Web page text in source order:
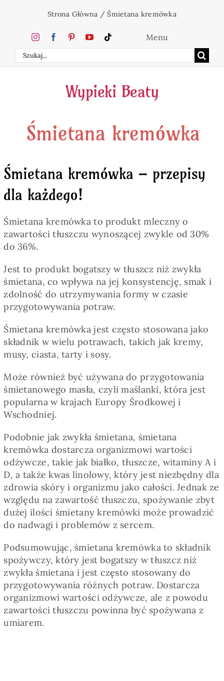
zawartości
Strona Główna /Śmietana kremówka
Szukaj
Menu
Home
Ciasta
Desery
Pieczywo
Posiłki
Zdrowo i fit
SKLEP
Wypieki Beaty
Śmietana kremówka
Śmietana kremówka – przepisy
dla każdego!
Śmietana kremówka to produkt mleczny o
zawartości tłuszczu wynoszącej zwykle od 30%
do 36%.
Jest to produkt bogatszy w tłuszcz niż zwykła
śmietana, co wpływa na jej konsystencję, smak i
zdolność do utrzymywania formy w czasie
przygotowywania potraw.
Śmietana kremówka jest często stosowana jako
składnik w wielu potrawach, takich jak kremy,
musy, ciasta, tarty i sosy.
Może również być używana do przygotowania
śmietanowego masła, czyli maślanki, która jest
popularna w krajach Europy Środkowej i
Wschodniej.
Podobnie jak zwykła śmietana, śmietana
kremówka dostarcza organizmowi wartości
odżywcze, takie jak białko, tłuszcze, witaminy A i
D, a także kwas linolowy, który jest niezbędny dla
zdrowia skóry i organizmu jako całości. Jednak ze
względu na zawartość tłuszczu, spożywanie zbyt
dużej ilości śmietany kremówki może prowadzić
do nadwagi i problemów z sercem.
Podsumowując, śmietana kremówka to składnik
spożywczy, który jest bogatszy w tłuszcz niż
zwykła śmietana i jest często stosowany do
przygotowywania różnych potraw. Dostarcza
organizmowi wartości odżywcze, ale z powodu
zawartości tłuszczu powinna być spożywana z
umiarem.